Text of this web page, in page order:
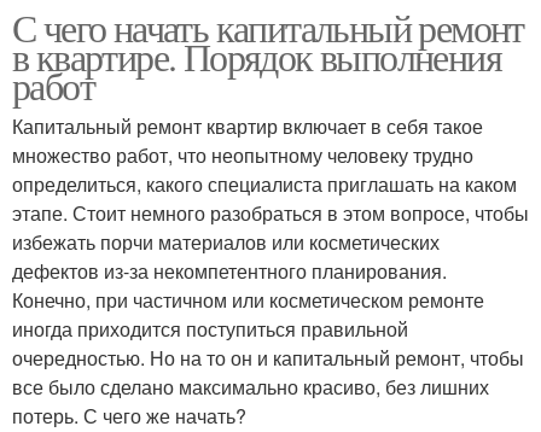
С чего начать капитальный ремонт
в квартире. Порядок выполнения
работ
Капитальный ремонт квартир включает в себя такое
множество работ, что неопытному человеку трудно
определиться, какого специалиста приглашать на каком
этапе. Стоит немного разобраться в этом вопросе, чтобы
избежать порчи материалов или косметических
дефектов из-за некомпетентного планирования.
Конечно, при частичном или косметическом ремонте
иногда приходится поступиться правильной
очередностью. Но на то он и капитальный ремонт, чтобы
все было сделано максимально красиво, без лишних
потерь. С чего же начать?